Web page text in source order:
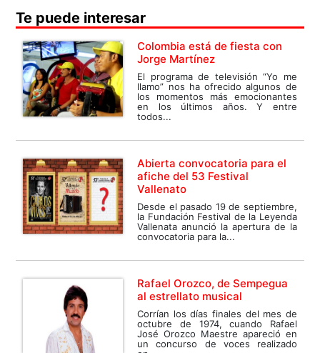
Te puede interesar
Colombia está de fiesta con
Jorge Martínez
El programa de televisión “Yo me
llamo” nos ha ofrecido algunos de
los momentos más emocionantes
en los últimos años. Y entre
todos...
Abierta convocatoria para el
afiche del 53 Festival
Vallenato
Desde el pasado 19 de septiembre,
la Fundación Festival de la Leyenda
Vallenata anunció la apertura de la
convocatoria para la...
Rafael Orozco, de Sempegua
al estrellato musical
Corrían los días finales del mes de
octubre de 1974, cuando Rafael
José Orozco Maestre apareció en
un concurso de voces realizado